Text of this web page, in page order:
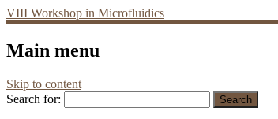
VIII Workshop in Microfluidics
Main menu
Skip to content
Search for: